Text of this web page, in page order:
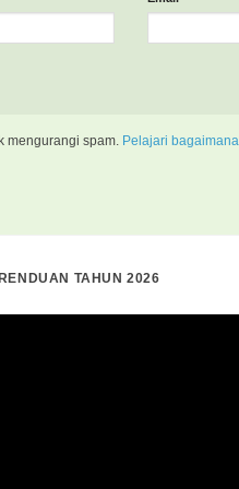
mengurangi spam. Pelajari
TAHUN 2026